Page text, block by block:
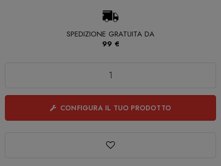
SPEDIZIONE GRATUITA DA
99 €
CONFIGURA IL TUO PRODOTTO